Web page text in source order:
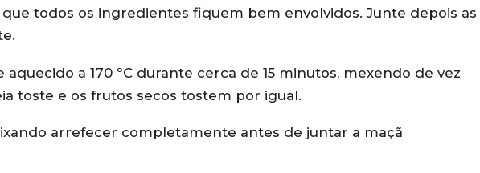
todos os ingredientes fiquem bem envolvidos. Junte depois as
a 170 ºC durante cerca de 15 minutos, mexendo de vez
toste e os frutos secos tostem por igual.
arrefecer completamente antes de juntar a maçã